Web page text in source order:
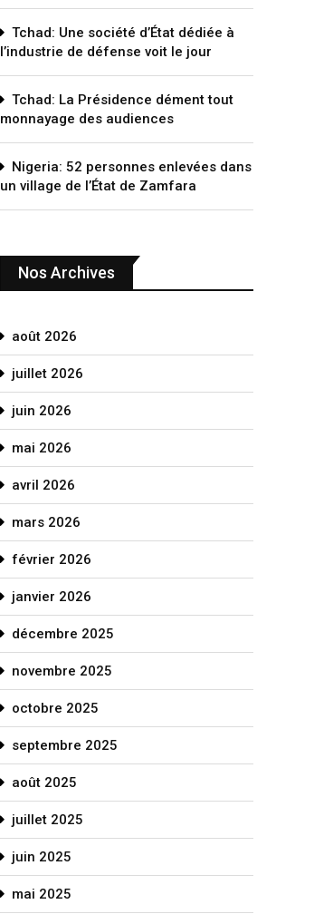
Tchad: Une société d’État dédiée à
l’industrie de défense voit le jour
Tchad: La Présidence dément tout
monnayage des audiences
Nigeria: 52 personnes enlevées dans
un village de l’État de Zamfara
Nos Archives
août 2026
juillet 2026
juin 2026
mai 2026
avril 2026
mars 2026
février 2026
janvier 2026
décembre 2025
novembre 2025
octobre 2025
septembre 2025
août 2025
juillet 2025
juin 2025
mai 2025